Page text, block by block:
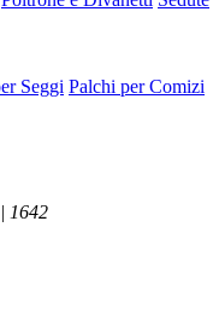
Seggi Palchi per Comizi
1642